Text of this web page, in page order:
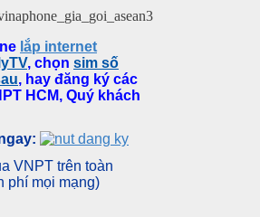
lắp internet
, chọn sim số
, hay đăng ký các
HCM, Quý khách
VNPT trên toàn
phí mọi mạng)